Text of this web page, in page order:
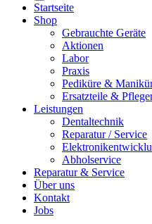
Startseite
Shop
Gebrauchte Geräte
Aktionen
Labor
Praxis
Pediküre &
Ersatzteile &
Leistungen
Dentaltechnik
Reparatur / Service
Abholservice
Reparatur & Service
Über uns
Kontakt
Jobs